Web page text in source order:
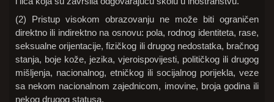
(2) Pristup visokom obrazovanju ne može biti ograničen
direktno ili indirektno na osnovu: pola, rodnog identiteta, rase,
seksualne orijentacije, fizičkog ili drugog nedostatka, bračnog
stanja, boje kože, jezika, vjeroispovijesti, političkog ili drugog
mišljenja, nacionalnog, etničkog ili socijalnog porijekla, veze
sa nekom nacionalnom zajednicom, imovine, broja godina ili
nekog drugog statusa.